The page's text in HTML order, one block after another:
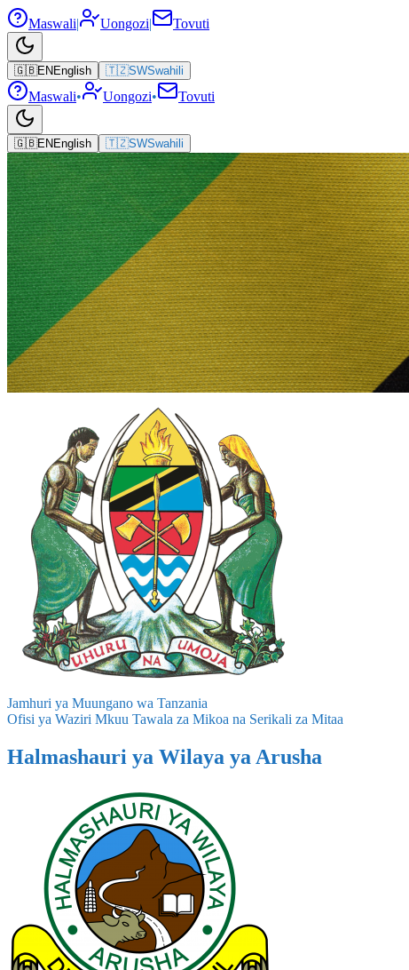
Maswali| Uongozi| Tovuti
🇬🇧EN English 🇹🇿SWSwahili
Maswali• Uongozi• Tovuti
🇬🇧EN English 🇹🇿SWSwahili
Jamhuri ya Muungano wa Tanzania
Ofisi ya Waziri Mkuu Tawala za Mikoa na Serikali za Mitaa
Halmashauri ya Wilaya ya Arusha